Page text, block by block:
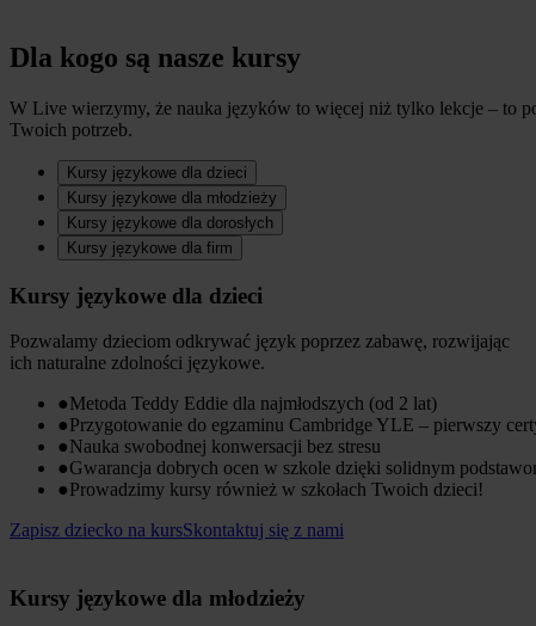
Dla kogo są nasze kursy
W Live wierzymy, że nauka języków to więcej niż tylko lekcje – to
Twoich potrzeb.
Kursy językowe dla dzieci
Kursy językowe dla młodzieży
Kursy językowe dla dorosłych
Kursy językowe dla firm
Kursy językowe dla dzieci
Pozwalamy dzieciom odkrywać język poprzez zabawę, rozwijając
ich naturalne zdolności językowe.
●Metoda Teddy Eddie dla najmłodszych (od 2 lat)
●Przygotowanie do egzaminu Cambridge YLE – pierwszy
●Nauka swobodnej konwersacji bez stresu
●Gwarancja dobrych ocen w szkole dzięki solidnym
●Prowadzimy kursy również w szkołach Twoich dzieci!
Zapisz dziecko na kursSkontaktuj się z nami
Kursy językowe dla młodzieży